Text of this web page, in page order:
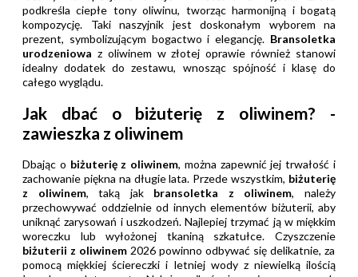
podkreśla ciepłe tony oliwinu, tworząc harmonijną i bogatą
kompozycję. Taki naszyjnik jest doskonałym wyborem na
prezent, symbolizującym bogactwo i elegancję. Bransoletka
urodzeniowa z oliwinem w złotej oprawie również stanowi
idealny dodatek do zestawu, wnosząc spójność i klasę do
całego wyglądu.
Jak dbać o biżuterię z oliwinem? -
zawieszka z oliwinem
Dbając o biżuterię z oliwinem, można zapewnić jej trwałość i
zachowanie piękna na długie lata. Przede wszystkim, biżuterię
z oliwinem, taką jak bransoletka z oliwinem, należy
przechowywać oddzielnie od innych elementów biżuterii, aby
uniknąć zarysowań i uszkodzeń. Najlepiej trzymać ją w miękkim
woreczku lub wyłożonej tkaniną szkatułce. Czyszczenie
biżuterii z oliwinem 2026 powinno odbywać się delikatnie, za
pomocą miękkiej ściereczki i letniej wody z niewielką ilością